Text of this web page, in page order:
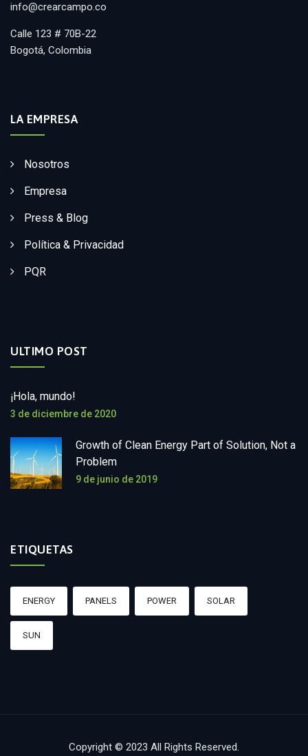
info@crearcampo.co
Calle 123 # 70B-22
Bogotá, Colombia
LA EMPRESA
Nosotros
Empresa
Press & Blog
Política & Privacidad
PQR
ULTIMO POST
¡Hola, mundo!
3 de diciembre de 2020
Growth of Clean Energy Part of Solution, Not a
Problem
9 de junio de 2019
ETIQUETAS
ENERGY PANELS POWER SOLAR
SUN
Copyright © 2023 All Rights Reserved.